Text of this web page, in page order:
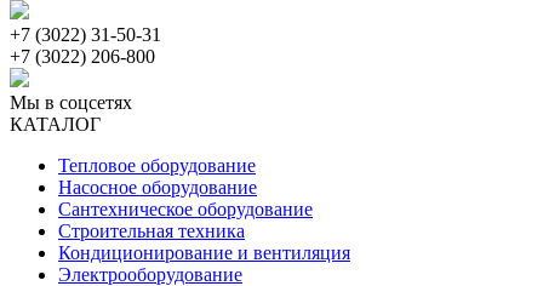
+7 (3022) 31-50-31
+7 (3022) 206-800
Мы в соцсетях
КАТАЛОГ
Тепловое оборудование
Насосное оборудование
Сантехническое оборудование
Строительная техника
Кондиционирование и вентиляция
Электрооборудование